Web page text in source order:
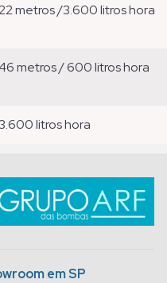
22 metros /3.600 litros hora
46 metros / 600 litros hora
3.600 litros hora
em SP